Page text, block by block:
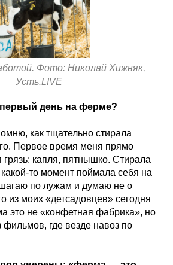
Фото: Николай Хижняк,
Усть.LIVE
день на ферме?
как тщательно стирала
Первое время меня прямо
капля, пятнышко. Стирала
какой‑то момент поймала себя на
по лужам и думаю не о
из моих «детсадовцев» сегодня
это не «конфетная фабрика», но
фильмов, где везде навоз по